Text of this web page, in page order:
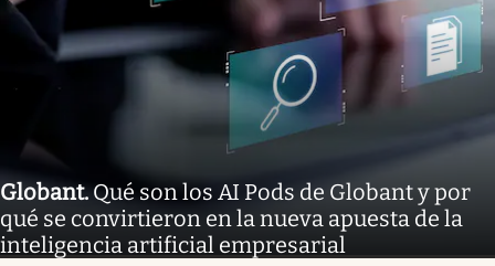
Globant.Qué son los AI Pods de Globant y por
qué se convirtieron en la nueva apuesta de la
inteligencia artificial empresarial